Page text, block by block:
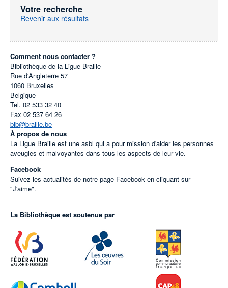
Votre recherche
Revenir aux résultats
Comment nous contacter ?
Bibliothèque de la Ligue Braille
Rue d'Angleterre 57
1060 Bruxelles
Belgique
Tel. 02 533 32 40
Fax 02 537 64 26
bib@braille.be
À propos de nous
La Ligue Braille est une asbl qui a pour mission d'aider les personnes
aveugles et malvoyantes dans tous les aspects de leur vie.
Facebook
Suivez les actualités de notre page Facebook en cliquant sur
"J'aime".
La Bibliothèque est soutenue par